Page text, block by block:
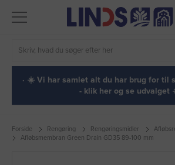
· ☀️ Vi har samlet alt du har brug for til
- klik her og se udvalget
Forside Rengøring Rengøringsmidler
Afløbsmembran Green Drain GD35 89-100 mm